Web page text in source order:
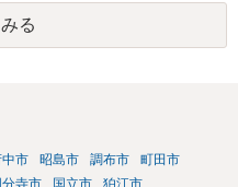
る
中市 昭島市 調布市
町田市